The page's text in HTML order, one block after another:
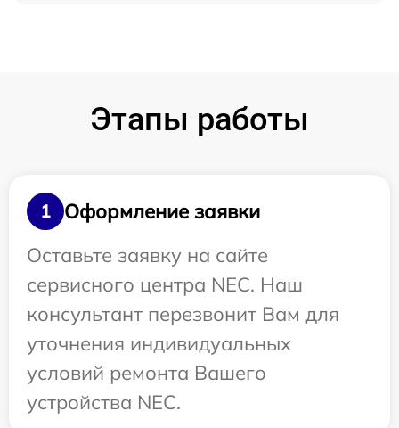
Этапы работы
1
Оформление заявки
Оставьте заявку на сайте
сервисного центра NEC. Наш
консультант перезвонит Вам для
уточнения индивидуальных
условий ремонта Вашего
устройства NEC.